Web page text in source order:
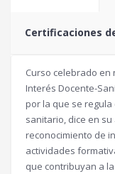
Certificaciones
Curso celebrado en
Interés Docente-
por la que se
sanitario, dice en su
reconocimiento de
actividades
que contribuyan a